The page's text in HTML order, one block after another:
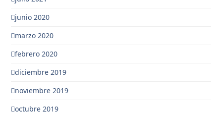
junio 2020
marzo 2020
febrero 2020
diciembre 2019
noviembre 2019
octubre 2019